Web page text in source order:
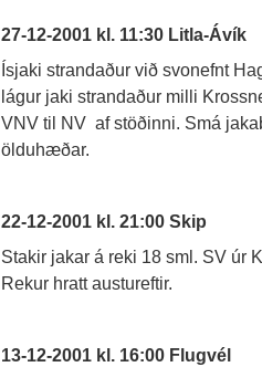
27-12-2001 kl. 11:30 Litla-Ávík
Ísjaki strandaður við svonefnt
lágur jaki strandaður milli
VNV til NV af stöðinni. Smá
ölduhæðar.
22-12-2001 kl. 21:00 Skip
Stakir jakar á reki 18 sml. SV úr
Rekur hratt austureftir.
13-12-2001 kl. 16:00 Flugvél